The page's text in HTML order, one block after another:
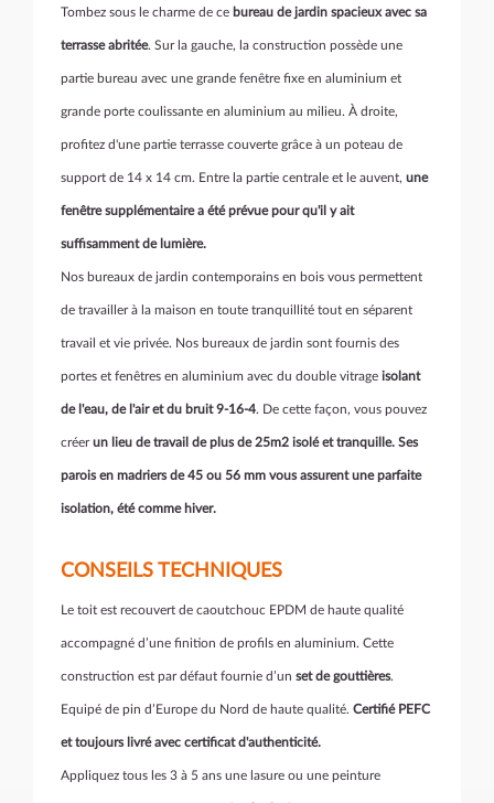
Tombez sous le charme de ce bureau de jardin spacieux avec sa
terrasse abritée. Sur la gauche, la construction possède une
partie bureau avec une grande fenêtre fixe en aluminium et
grande porte coulissante en aluminium au milieu. À droite,
profitez d'une partie terrasse couverte grâce à un poteau de
support de 14 x 14 cm. Entre la partie centrale et le auvent, une
fenêtre supplémentaire a été prévue pour qu'il y ait
suffisamment de lumière.
Nos bureaux de jardin contemporains en bois vous permettent
de travailler à la maison en toute tranquillité tout en séparent
travail et vie privée. Nos bureaux de jardin sont fournis des
portes et fenêtres en aluminium avec du double vitrage isolant
de l'eau, de l'air et du bruit 9-16-4. De cette façon, vous pouvez
créerun lieu de travail de plus de 25m2 isolé et tranquille. Ses
parois en madriers de45 ou 56 mm vous assurent une parfaite
isolation, été comme hiver.
CONSEILS TECHNIQUES
Le toit est recouvert de caoutchouc EPDM de haute qualité
accompagné d’une finition de profils en aluminium. Cette
construction est par défaut fournie d’un set de gouttières.
Equipé de pin d’Europe du Nord de haute qualité. Certifié PEFC
et toujours livré avec certificat d'authenticité.
Appliquez tous les 3 à 5 ans une lasure ou une peinture